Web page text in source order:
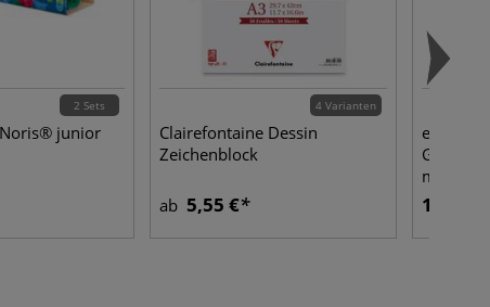
2 Sets
Noris® junior
4 Varianten
Clairefontaine Dessin
Zeichenblock
ab 5,55 €
edding®
metallic
18,05 €